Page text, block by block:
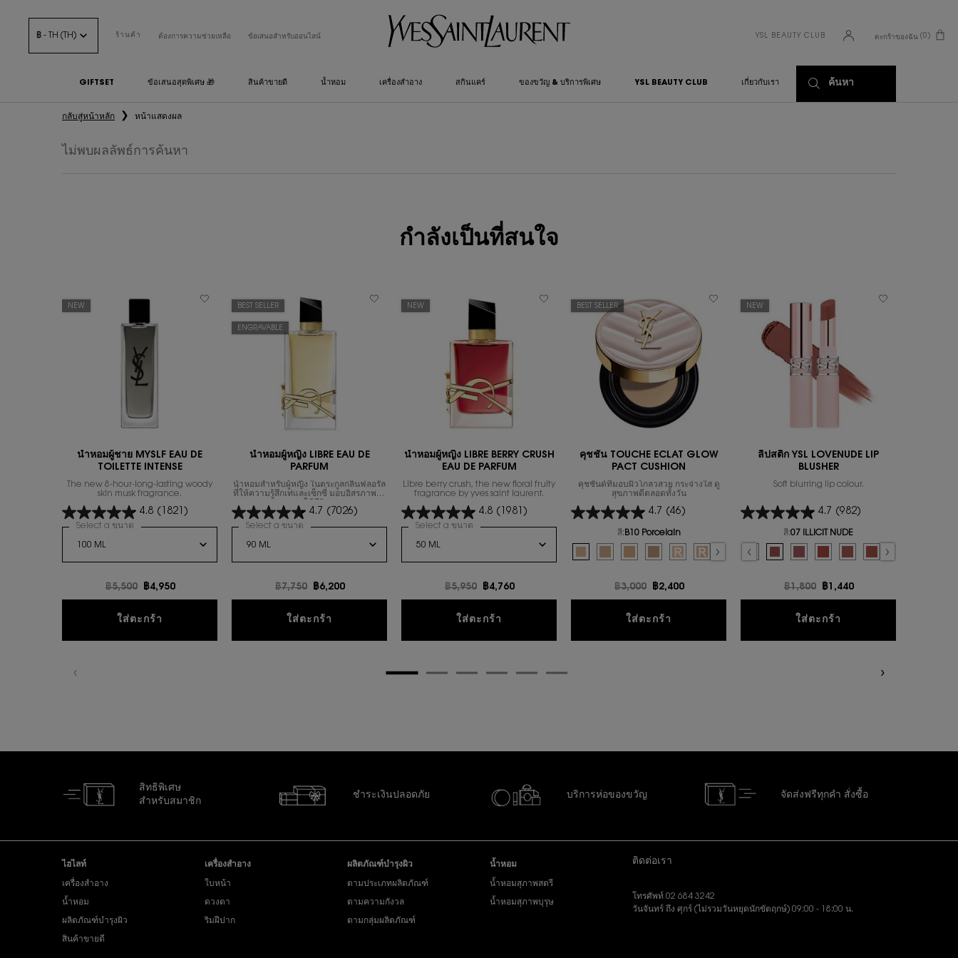
฿ - TH (TH) ร้านค้า ต้องการความช่วยเหลือ ข้อเสนอสำหรับออนไลน์ YSL BEAUTY CLUB ตะกร้าของฉัน 0
0 PRODUCT IN CART
GIFTSET ข้อเสนอสุดพิเศษ 🎁 สินค้าขายดี น้ำหอม เครื่องสำอาง สกินแคร์ ของขวัญ & บริการพิเศษ YSL BEAUTY CLUB เกี่ยวกับเรา ค้นหา
กลับสู่หน้าหลัก
หน้าแสดงผล
ไม่พบผลลัพธ์การค้นหา
กำลังเป็นที่สนใจ
NEW
น้ำหอมผู้ชาย MYSLF EAU DE
TOILETTE INTENSE
The new 8-hour-long-lasting woody
skin musk fragrance.
4.8 (1821)
Select a ขนาด for น้ำหอมผู้ชาย MYSLF EAU DE TOILETTE INTENSE
ราคาเก่า
฿5,500 ราคาใหม่
฿4,950
ใส่ตะกร้า น้ำหอมผู้ชาย MYSLF EAU DE TOILETTE INTENSE
BEST SELLER
ENGRAVABLE
นํ้าหอมผู้หญิง LIBRE EAU DE
PARFUM
น้ำหอมสำหรับผู้หญิง ในตระกูลกลิ่นฟลอรัล
ที่ให้ความรู้สึกเท่และเซ็กซี่ มอบอิสรภาพใน
4.7 (7026)
Select a ขนาด for นํ้าหอมผู้หญิง LIBRE EAU DE PARFUM
ราคาเก่า
฿7,750 ราคาใหม่
฿6,200
ใส่ตะกร้า นํ้าหอมผู้หญิง LIBRE EAU DE PARFUM
NEW
น้ำหอมผู้หญิง LIBRE BERRY CRUSH
EAU DE PARFUM
Libre berry crush, the new floral fruity
fragrance by yves saint laurent.
4.8 (1981)
Select a ขนาด for น้ำหอมผู้หญิง LIBRE BERRY CRUSH EAU DE PARFUM
ราคาเก่า
฿5,950 ราคาใหม่
฿4,760
ใส่ตะกร้า น้ำหอมผู้หญิง LIBRE BERRY CRUSH EAU DE PARFUM
BEST SELLER
คุชชั่น TOUCHE ECLAT GLOW
PACT CUSHION
คุชชั่นด์ที่มอบผิวโกลวสวย กระจ่างใส ดู
สุขภาพดีตลอดทั้งวัน
4.7 (46)
สี: B10 Porcelain
Select a colour
for คุชชั่น TOUCHE ECLAT GLOW PACT CUSHION
B10 Porcelain color for คุชชั่น TOUCHE ECLAT GLOW PACT CUSHION, 1 of 7
B20 Ivory color for คุชชั่น TOUCHE ECLAT GLOW PACT CUSHION, 2 of 7
B30 Almond color for คุชชั่น TOUCHE ECLAT GLOW PACT CUSHION, 3 of 7
Selected
B25 Beige color for คุชชั่น TOUCHE ECLAT GLOW PACT CUSHION, 4 of 7
Selected
B10 PORCELAIN REFILL color for คุชชั่น TOUCHE ECLAT GLOW PACT
Selected
B20 IVORY REFILL color for คุชชั่น TOUCHE ECLAT GLOW PACT
Selected
B30 ALMOND REFILL color for คุชชั่น TOUCHE ECLAT
ราคาเก่า
฿3,000 ราคาใหม่
฿2,400
ใส่ตะกร้า คุชชั่น TOUCHE ECLAT GLOW PACT CUSHION
NEW
ลิปสติก YSL LOVENUDE LIP
BLUSHER
Soft blurring lip colour.
4.7 (982)
สี:07 ILLICIT NUDE
Select a colour
for ลิปสติก YSL LOVENUDE LIP BLUSHER
Selected
09 3AM ESPRESSO color for ลิปสติก YSL LOVENUDE LIP
08 MAUVE-HAZE color for ลิปสติก YSL LOVENUDE
07 ILLICIT NUDE color for ลิปสติก YSL
06 NAUGHTY PINK color for ลิปสติก YSL
05 APPLE SIN color for ลิปสติก
The product variation is out
Selected
03 TAUPE FLIRT
ราคาเก่า
฿1,800 ราคาใหม่
฿1,440
ใส่ตะกร้า
สิทธิพิเศษ
สำหรับสมาชิก
ชำระเงินปลอดภัย บริการห่อของขวัญ จัดส่งฟรีทุกคำ สั่งซื้อ
ไฮไลท์
เครื่องสำอาง
น้ำหอม
ผลิตภัณฑ์บำรุงผิว
สินค้าขายดี
เครื่องสำอาง
ใบหน้า
ดวงตา
ริมฝีปาก
ผลิตภัณฑ์บำรุงผิว
ตามประเภทผลิตภัณฑ์
ตามความกังวล
ตามกลุ่มผลิตภัณฑ์
น้ำหอม
น้ำหอมสุภาพสตรี
น้ำหอมสุภาพบุรุษ
ติดต่อเรา
โทรศัพท์ 02 684 3242
วันจันทร์ ถึง ศุกร์ (ไม่รวมวันหยุดนักขัตฤกษ์) 09:00 - 18:00 น.